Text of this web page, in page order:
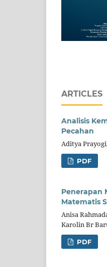
ARTICLES
Analisis
Pecahan
Aditya
PDF
Penerapan
Matematis
Anisa
Karolin Br
PDF